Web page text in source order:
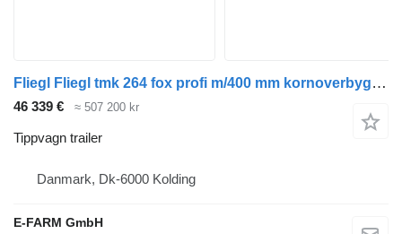
Fliegl Fliegl tmk 264 fox profi m/400 mm kornoverbygning
46 339 € ≈ 507 200 kr
Tippvagn trailer
Danmark, Dk-6000 Kolding
E-FARM GmbH